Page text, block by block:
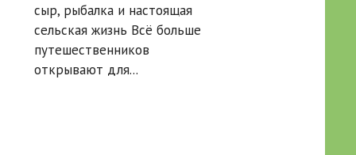
сыр, рыбалка и настоящая
сельская жизнь Всё больше
путешественников
открывают для...